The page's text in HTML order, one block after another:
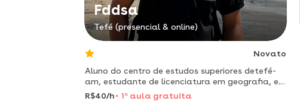
Fddsa
Tefé (presencial & online)
Novato
Aluno do centro de estudos superiores detefé-
am, estudante de licenciatura em geografia, e
monitor de projetos da prefeituar municipal.
R$40/h 1 a aula gratuita